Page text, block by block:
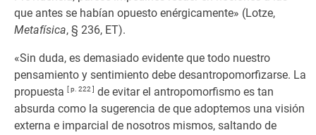
que antes se habían opuesto enérgicamente» (Lotze,
Metafísica, § 236, ET).
«Sin duda, es demasiado evidente que todo nuestro
pensamiento y sentimiento debe desantropomorfizarse. La
propuesta [ p. 222 ] de evitar el antropomorfismo es tan
absurda como la sugerencia de que adoptemos una visión
externa e imparcial de nosotros mismos, saltando de